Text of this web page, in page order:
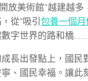
放美術館”越建越
從“吸引 包養一個
字世界的路和橋……
長出發點上，國民
、國民幸福。讓此